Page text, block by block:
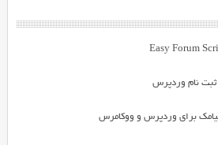
نام وردپرس
برای وردپرس و ووکامرس